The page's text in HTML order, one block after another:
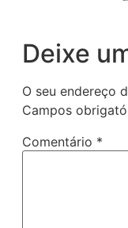
Deixe
O seu endereço
Campos
Comentário *